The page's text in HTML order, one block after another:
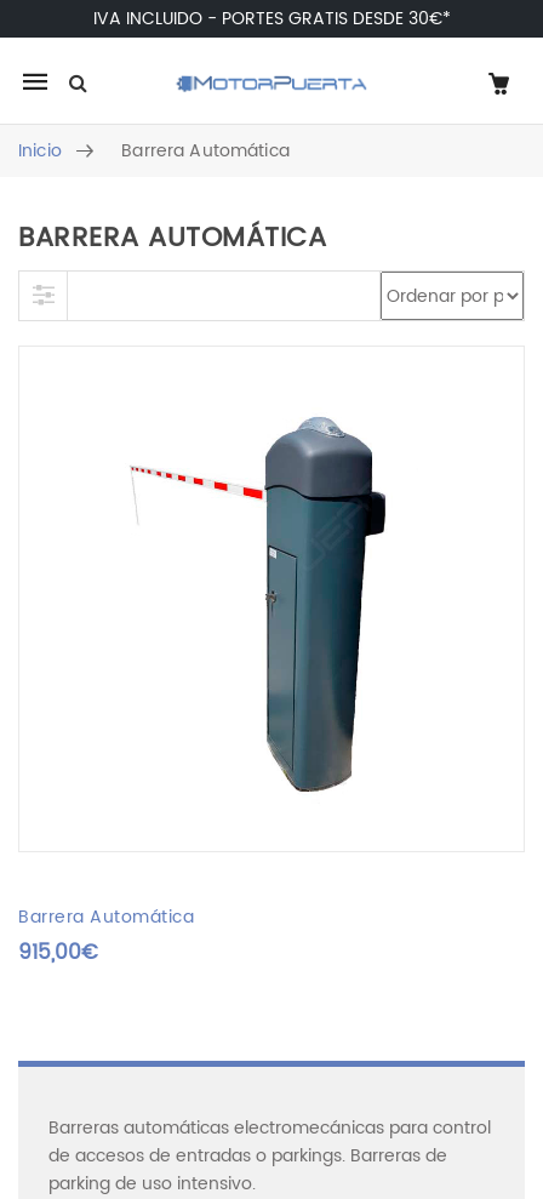
IVA INCLUIDO - PORTES GRATIS DESDE 30€*
Mobile
navigation
Inicio Barrera Automática
Skip to content
BARRERA AUTOMÁTICA
Barrera Automática
915,00€
Barreras automáticas electromecánicas para control
de accesos de entradas o parkings. Barreras de
parking de uso intensivo.